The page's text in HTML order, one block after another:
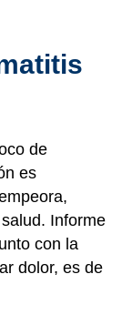
de
es
Informe
con la
dolor, es de